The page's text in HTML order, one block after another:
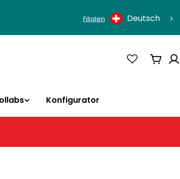
Filialen Deutsch
Konfigurator